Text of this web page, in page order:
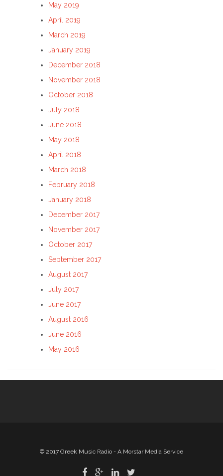
May 2019
April 2019
March 2019
January 2019
December 2018
November 2018
October 2018
July 2018
June 2018
May 2018
April 2018
March 2018
February 2018
January 2018
December 2017
November 2017
October 2017
September 2017
August 2017
July 2017
June 2017
August 2016
June 2016
May 2016
© 2017 Greek Music Radio - A Morstar Media Service